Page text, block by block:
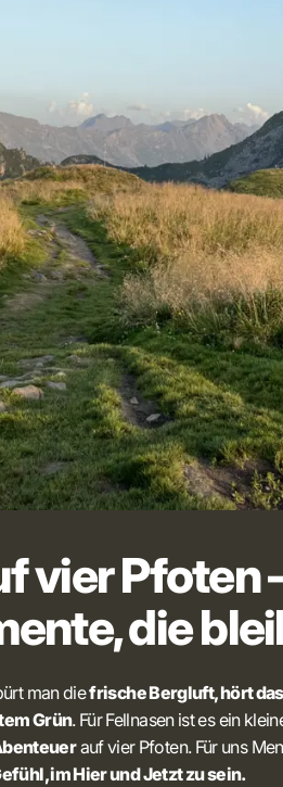
vier Pfoten
die
man diefrische Bergluft, hört
Grün. Für Fellnasen ist es ein
auf vier Pfoten. Für uns
im Hier und Jetzt zu sein.